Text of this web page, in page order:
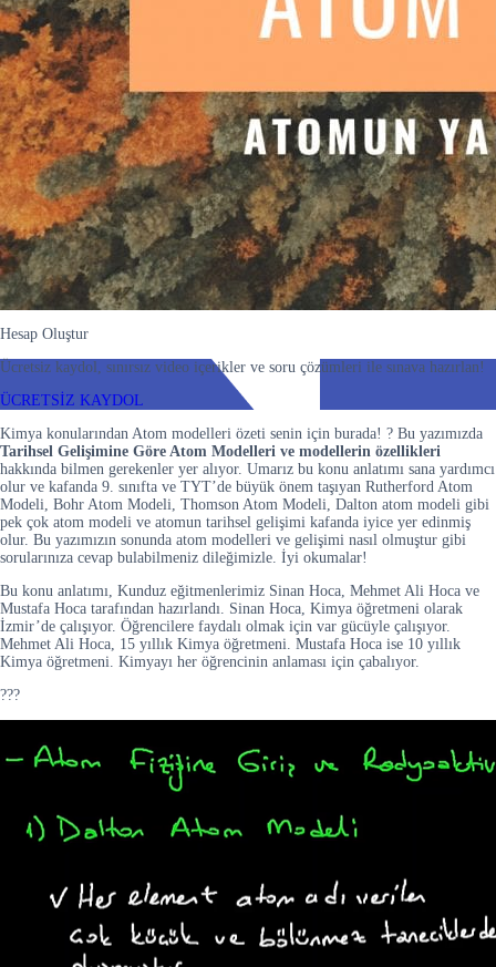
Hesap Oluştur
Ücretsiz kaydol, sınırsız video içerikler ve soru çözümleri ile sınava hazırlan!
ÜCRETSİZ KAYDOL
Kimya konularından Atom modelleri özeti senin için burada! ? Bu yazımızda
Tarihsel Gelişimine Göre Atom Modelleri ve modellerin özellikleri
hakkında bilmen gerekenler yer alıyor. Umarız bu konu anlatımı sana yardımcı
olur ve kafanda 9. sınıfta ve TYT’de büyük önem taşıyan Rutherford Atom
Modeli, Bohr Atom Modeli, Thomson Atom Modeli, Dalton atom modeli gibi
pek çok atom modeli ve atomun tarihsel gelişimi kafanda iyice yer edinmiş
olur. Bu yazımızın sonunda atom modelleri ve gelişimi nasıl olmuştur gibi
sorularınıza cevap bulabilmeniz dileğimizle. İyi okumalar!
Bu konu anlatımı, Kunduz eğitmenlerimiz Sinan Hoca, Mehmet Ali Hoca ve
Mustafa Hoca tarafından hazırlandı. Sinan Hoca, Kimya öğretmeni olarak
İzmir’de çalışıyor. Öğrencilere faydalı olmak için var gücüyle çalışıyor.
Mehmet Ali Hoca, 15 yıllık Kimya öğretmeni. Mustafa Hoca ise 10 yıllık
Kimya öğretmeni. Kimyayı her öğrencinin anlaması için çabalıyor.
???